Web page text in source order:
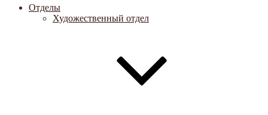
Отделы
Художественный отдел